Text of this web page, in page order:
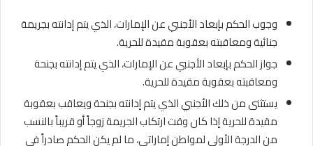
وجوب الحكم بإبعاد الأجنبي عن الإمارات، الذي يتم إدانته بجريمة
جنائية ومعاقبته بعقوبة مقيدة للحرية.
جواز الحكم بإبعاد الأجنبي عن الإمارات، الذي يتم إدانته بجنحة
ومعاقبته بعقوبة مقيدة للحرية.
يستثنى من ذلك الأجنبي الذي يتم إدانته بجنحة ويعاقب بعقوبة
مقيدة للحرية إذا كان وقت ارتكاب الجريمة زوجاً أو قريباً بالنسب
من الدرجة الأولى لمواطن إماراتي، ما لم يكن الحكم صادراً في